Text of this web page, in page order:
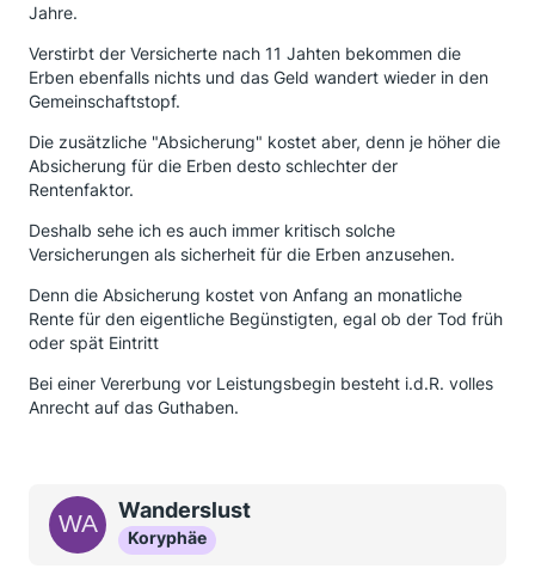
Jahre.
Verstirbt der Versicherte nach 11 Jahten bekommen die
Erben ebenfalls nichts und das Geld wandert wieder in den
Gemeinschaftstopf.
Die zusätzliche "Absicherung" kostet aber, denn je höher die
Absicherung für die Erben desto schlechter der
Rentenfaktor.
Deshalb sehe ich es auch immer kritisch solche
Versicherungen als sicherheit für die Erben anzusehen.
Denn die Absicherung kostet von Anfang an monatliche
Rente für den eigentliche Begünstigten, egal ob der Tod früh
oder spät Eintritt
Bei einer Vererbung vor Leistungsbegin besteht i.d.R. volles
Anrecht auf das Guthaben.
Wanderslust
Koryphäe